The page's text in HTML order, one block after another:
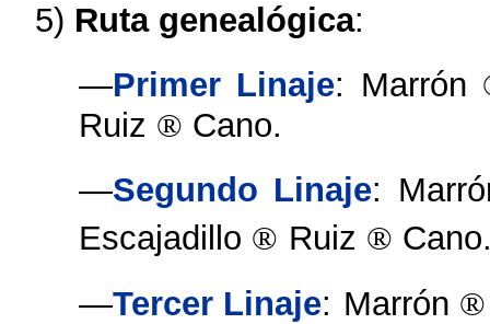
5) Ruta genealógica:
—Primer Linaje: Marrón
Ruiz ® Cano.
—Segundo Linaje:
Escajadillo ® Ruiz ®
—Tercer Linaje: Marrón